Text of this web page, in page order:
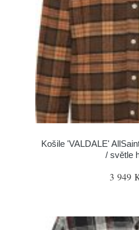
Košile 'VALDALE'
/ světle
3 949